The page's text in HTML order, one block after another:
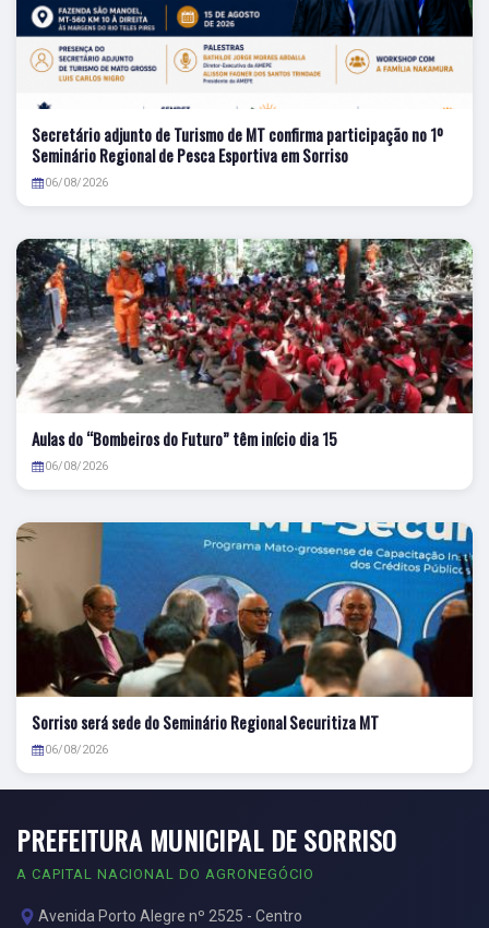
Secretário adjunto de Turismo de MT confirma participação no 1º
Seminário Regional de Pesca Esportiva em Sorriso
06/08/2026
Aulas do “Bombeiros do Futuro” têm início dia 15
06/08/2026
Sorriso será sede do Seminário Regional Securitiza MT
06/08/2026
PREFEITURA MUNICIPAL DE SORRISO
A CAPITAL NACIONAL DO AGRONEGÓCIO
Avenida Porto Alegre nº 2525 - Centro